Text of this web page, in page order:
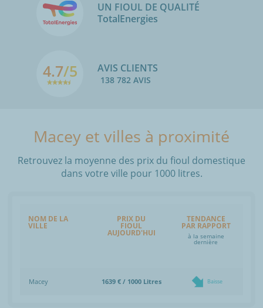
UN FIOUL DE QUALITÉ
TotalEnergies
4.7/5 AVIS CLIENTS
138 782 AVIS
Macey et villes à proximité
Retrouvez la moyenne des prix du fioul domestique
dans votre ville pour 1000 litres.
NOM DE LA
VILLE
PRIX DU
FIOUL
AUJOURD'HUI
TENDANCE
PAR RAPPORT
à la semaine
dernière
Macey 1639 € / 1000 Litres Baisse